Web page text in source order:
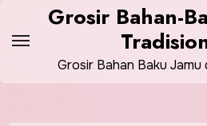
Grosir Bahan-
Grosir Bahan Baku Jamu